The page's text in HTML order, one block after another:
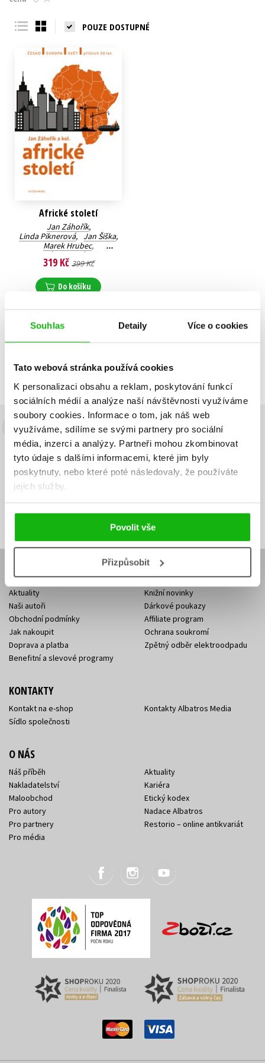
Souhlas Detaily Více o cookies
Tato webová stránka používá cookies
K personalizaci obsahu a reklam, poskytování funkcí
sociálních médií a analýze naší návštěvnosti využíváme
soubory cookies. Informace o tom, jak náš web
využíváme, sdílíme se svými partnery pro sociální
média, inzerci a analýzy. Partneři mohou zkombinovat
tyto údaje s dalšími informacemi, které jim byly
poskytnuty, nebo které poté následovaly, že používáte
jejich služby.
Povolit vše
Přizpůsobit
Young adult (SK)
POUZE DOSTUPNÉ
Africké století
Jan Záhořík,
Linda Piknerová, Jan Šiška,
Marek Hrubec,
Valéria Bankóová ,
Albert Kasanda,
Veronika Sobotková
319 Kč 399 Kč
Do košíku
Předchozí 1 Další
Budete to vědět jako první!
Zajímá Vás, jaký knižní hit právě vychází, na jaké zboží je výhodná
sleva, jaká běží soutěž o ceny? Přihlášením k odběru našich e-
mailových novinek
Vaše e-
mailová
Vaše e-
mailová
Vaše e-mailová adresa Přihlásit se
E-SHOP
Aktuality
Naši autoři
Obchodní podmínky
Jak nakoupit
Doprava a platba
Benefitní a slevové programy
Knižní novinky
Dárkové poukazy
Affiliate program
Ochrana soukromí
Zpětný odběr elektroodpadu
KONTAKTY
Kontakt na e-shop
Sídlo společnosti
Kontakty Albatros Media
O NÁS
Náš příběh
Nakladatelství
Maloobchod
Pro autory
Pro partnery
Pro média
Aktuality
Kariéra
Etický kodex
Nadace Albatros
Restorio – online antikvariát